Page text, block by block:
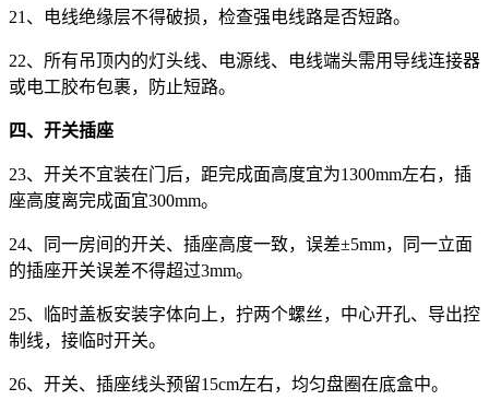
21、电线绝缘层不得破损，检查强电线路是否短路。
22、所有吊顶内的灯头线、电源线、电线端头需用导线连接器
或电工胶布包裹，防止短路。
四、开关插座
23、开关不宜装在门后，距完成面高度宜为1300mm左右，插
座高度离完成面宜300mm。
24、同一房间的开关、插座高度一致，误差±5mm，同一立面
的插座开关误差不得超过3mm。
25、临时盖板安装字体向上，拧两个螺丝，中心开孔、导出控
制线，接临时开关。
26、开关、插座线头预留15cm左右，均匀盘圈在底盒中。